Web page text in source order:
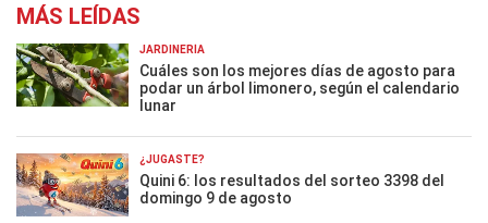
MÁS LEÍDAS
JARDINERÍA
Cuáles son los mejores días de agosto para
podar un árbol limonero, según el calendario
lunar
¿JUGASTE?
Quini 6: los resultados del sorteo 3398 del
domingo 9 de agosto